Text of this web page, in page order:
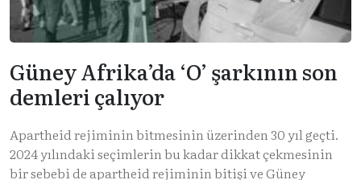
Güney Afrika’da ‘O’ şarkının son
demleri çalıyor
Apartheid rejiminin bitmesinin üzerinden 30 yıl geçti.
2024 yılındaki seçimlerin bu kadar dikkat çekmesinin
bir sebebi de apartheid rejiminin bitişi ve Güney